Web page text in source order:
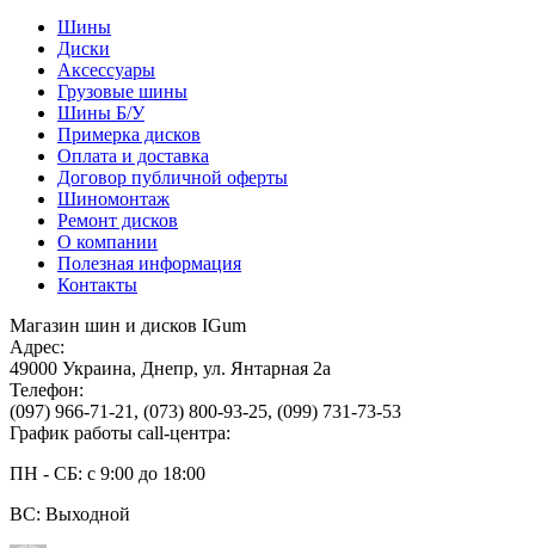
Шины
Диски
Аксессуары
Грузовые шины
Шины Б/У
Примерка дисков
Оплата и доставка
Договор публичной оферты
Шиномонтаж
Ремонт дисков
О компании
Полезная информация
Контакты
Магазин шин и дисков IGum
Адрес:
49000 Украина, Днепр, ул. Янтарная 2а
Телефон:
(097) 966-71-21 , (073) 800-93-25, (099) 731-73-53
График работы call-центра:
ПН - СБ: с 9:00 до 18:00
ВС: Выходной